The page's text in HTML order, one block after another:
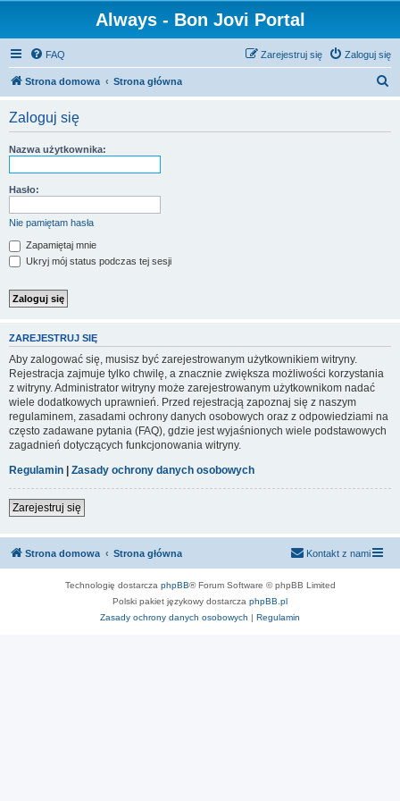
Always - Bon Jovi Portal
FAQ Zaloguj się
Zarejestruj się
Strona domowa Strona główna
Zaloguj się
Nazwa użytkownika:
Hasło:
Nie pamiętam hasła
Zapamiętaj mnie
Ukryj mój status podczas tej sesji
ZAREJESTRUJ SIĘ
Aby zalogować się, musisz być zarejestrowanym użytkownikiem witryny.
Rejestracja zajmuje tylko chwilę, a znacznie zwiększa możliwości korzystania
z witryny. Administrator witryny może zarejestrowanym użytkownikom nadać
wiele dodatkowych uprawnień. Przed rejestracją zapoznaj się z naszym
regulaminem, zasadami ochrony danych osobowych oraz z odpowiedziami na
często zadawane pytania (FAQ), gdzie jest wyjaśnionych wiele podstawowych
zagadnień dotyczących funkcjonowania witryny.
Regulamin | Zasady ochrony danych osobowych
Zarejestruj się
Strona domowa Strona główna Kontakt z nami
Technologię dostarcza phpBB® Forum Software © phpBB Limited
Polski pakiet językowy dostarcza phpBB.pl
Zasady ochrony danych osobowych | Regulamin